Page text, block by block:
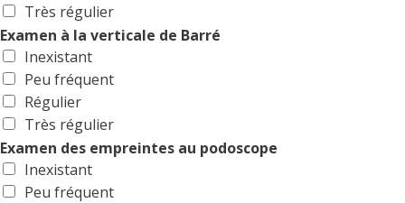
Très régulier
Examen à la verticale de Barré
Inexistant
Peu fréquent
Régulier
Très régulier
Examen des empreintes au podoscope
Inexistant
Peu fréquent